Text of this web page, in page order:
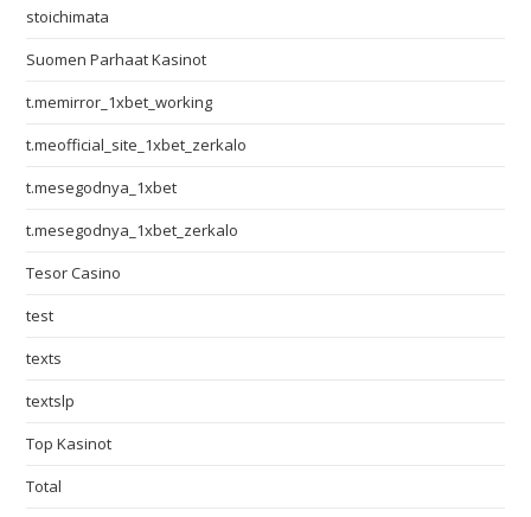
stoichimata
Suomen Parhaat Kasinot
t.memirror_1xbet_working
t.meofficial_site_1xbet_zerkalo
t.mesegodnya_1xbet
t.mesegodnya_1xbet_zerkalo
Tesor Casino
test
texts
textslp
Top Kasinot
Total